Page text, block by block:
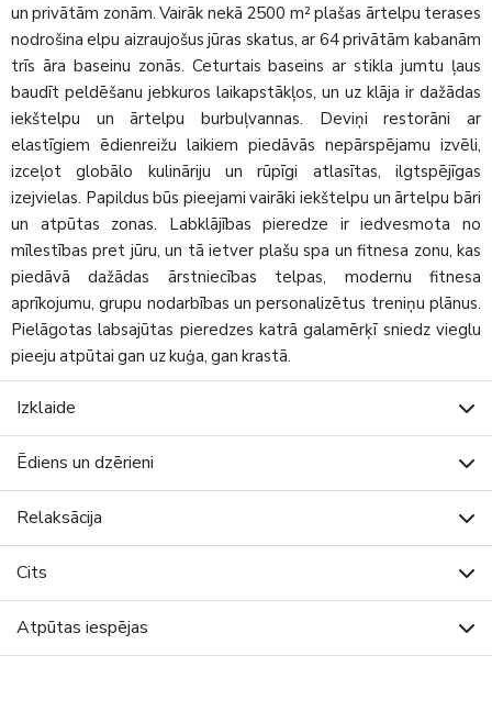
un privātām zonām. Vairāk nekā 2500 m² plašas ārtelpu terases
nodrošina elpu aizraujošus jūras skatus, ar 64 privātām kabanām
trīs āra baseinu zonās. Ceturtais baseins ar stikla jumtu ļaus
baudīt peldēšanu jebkuros laikapstākļos, un uz klāja ir dažādas
iekštelpu un ārtelpu burbuļvannas. Deviņi restorāni ar
elastīgiem ēdienreižu laikiem piedāvās nepārspējamu izvēli,
izceļot globālo kulināriju un rūpīgi atlasītas, ilgtspējīgas
izejvielas. Papildus būs pieejami vairāki iekštelpu un ārtelpu bāri
un atpūtas zonas. Labklājības pieredze ir iedvesmota no
mīlestības pret jūru, un tā ietver plašu spa un fitnesa zonu, kas
piedāvā dažādas ārstniecības telpas, modernu fitnesa
aprīkojumu, grupu nodarbības un personalizētus treniņu plānus.
Pielāgotas labsajūtas pieredzes katrā galamērķī sniedz vieglu
pieeju atpūtai gan uz kuģa, gan krastā.
Izklaide
Ēdiens un dzērieni
Relaksācija
Cits
Atpūtas iespējas